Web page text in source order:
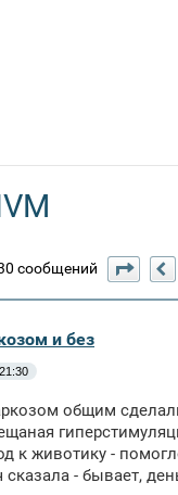
сообщений
и без
общим
к животику -
- бывает,